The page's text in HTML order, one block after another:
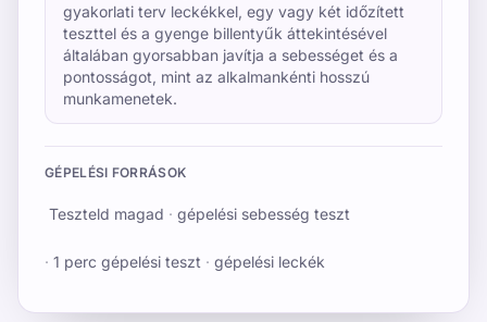
gyakorlati terv leckékkel, egy vagy két időzített
teszttel és a gyenge billentyűk áttekintésével
általában gyorsabban javítja a sebességet és a
pontosságot, mint az alkalmankénti hosszú
munkamenetek.
GÉPELÉSI FORRÁSOK
Teszteld magad · gépelési sebesség teszt
· 1 perc gépelési teszt · gépelési leckék